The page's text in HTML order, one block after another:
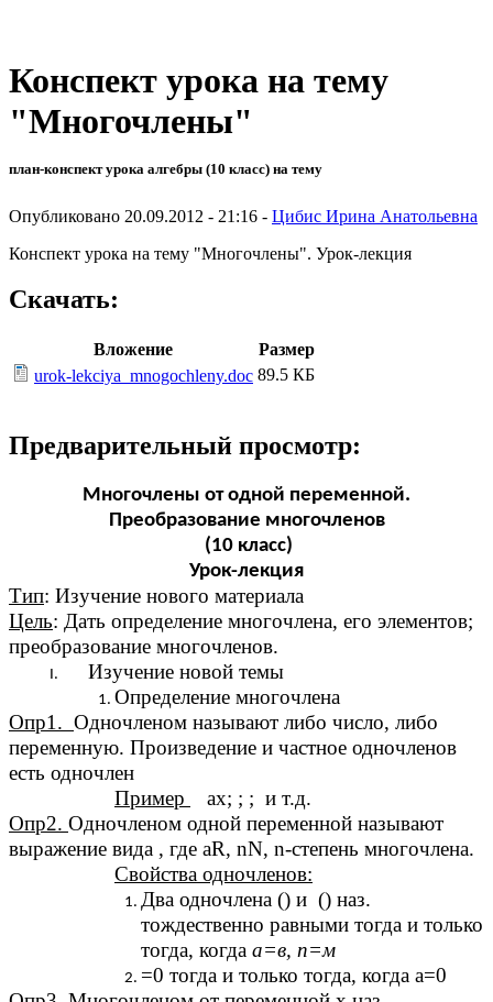
Конспект урока на тему
"Многочлены"
план-конспект урока алгебры (10 класс) на тему
Опубликовано 20.09.2012 - 21:16 - Цибис Ирина Анатольевна
Конспект урока на тему "Многочлены". Урок-лекция
Скачать:
Вложение
Размер
urok-lekciya_mnogochleny.doc 89.5 КБ
Предварительный просмотр:
Многочлены от одной переменной.
Преобразование многочленов
(10 класс)
Урок-лекция
Тип: Изучение нового материала
Цель: Дать определение многочлена, его элементов;
преобразование многочленов.
Изучение новой темы
Определение многочлена
Опр1. Одночленом называют либо число, либо
переменную. Произведение и частное одночленов
есть одночлен
Пример
ах; ; ; и т.д.
Опр2. Одночленом одной переменной называют
выражение вида , где аR, nN, n-степень многочлена.
Свойства одночленов:
Два одночлена () и () наз.
тождественно равными тогда и только
тогда, когда а=в, п=м
=0 тогда и только тогда, когда а=0